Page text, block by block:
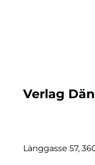
Verlag
Länggasse 57,